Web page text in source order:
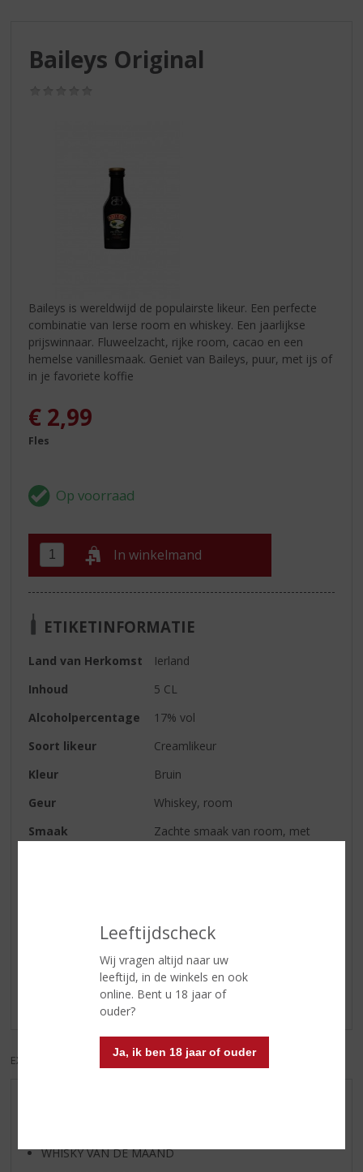
Leeftijdscheck
Wij vragen altijd naar uw
leeftijd, in de winkels en ook
online. Bent u 18 jaar of
ouder?
Ja, ik ben 18 jaar of ouder
Baileys Original
Baileys is wereldwijd de populairste likeur. Een perfecte
combinatie van Ierse room en whiskey. Een jaarlijkse
prijswinnaar. Fluweelzacht, rijke room, cacao en een
hemelse vanillesmaak. Geniet van Baileys, puur, met ijs of
in je favoriete koffie
€ 2,99
Fles
In winkelmand
ETIKETINFORMATIE
Land van Herkomst
Ierland
Inhoud
5 CL
Alcoholpercentage
17% vol
Soort likeur
Creamlikeur
Kleur
Bruin
Geur
Whiskey, room
Smaak
Zachte smaak van room, met
Reviews
Schrijf een review
Er zijn nog geen reviews geplaatst voor dit product
EXCL. BTW INCL. BTW
WHISKY VAN DE MAAND